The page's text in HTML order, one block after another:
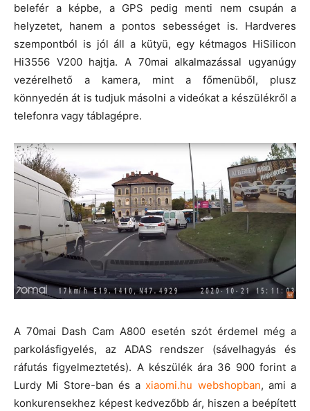
belefér a képbe, a GPS pedig menti nem csupán a
helyzetet, hanem a pontos sebességet is. Hardveres
szempontból is jól áll a kütyü, egy kétmagos HiSilicon
Hi3556 V200 hajtja. A 70mai alkalmazással ugyanúgy
vezérelhető a kamera, mint a főmenüből, plusz
könnyedén át is tudjuk másolni a videókat a készülékről a
telefonra vagy táblagépre.
A 70mai Dash Cam A800 esetén szót érdemel még a
parkolásfigyelés, az ADAS rendszer (sávelhagyás és
ráfutás figyelmeztetés). A készülék ára 36 900 forint a
Lurdy Mi Store-ban és axiaomi.hu webshopban, ami a
konkurensekhez képest kedvezőbb ár, hiszen a beépített